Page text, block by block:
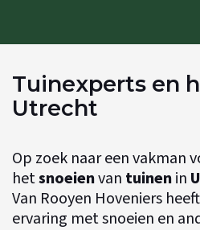
Tuinexperts en
Utrecht
Op zoek naar een vakman
hetsnoeienvan tuinenin
Van Rooyen Hoveniers
ervaring met snoeien en